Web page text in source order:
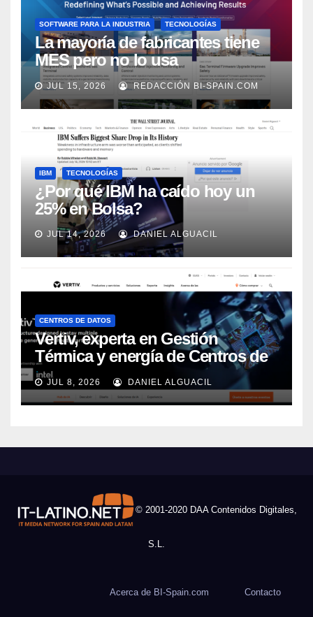
SOFTWARE PARA LA INDUSTRIA TECNOLOGÍAS
La mayoría de fabricantes tiene
MES pero no lo usa
adecuadamente, según Rockwell
Automation
JUL 15, 2026 REDACCIÓN BI-SPAIN.COM
IBM TECNOLOGÍAS
¿Por qué IBM ha caído hoy un
25% en Bolsa?
JUL 14, 2026 DANIEL ALGUACIL
CENTROS DE DATOS
Vertiv, experta en Gestión
Térmica y energía de Centros de
Datos, sigue su crecimiento
imparable
JUL 8, 2026 DANIEL ALGUACIL
© 2001-2020 DAA Contenidos Digitales,
S.L.
Acerca de BI-Spain.com Contacto